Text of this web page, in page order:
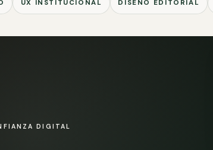
UX INSTITUCIONAL DISEÑO EDITORIAL
DIGITAL